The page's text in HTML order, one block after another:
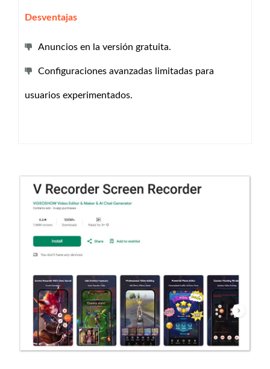
Desventajas
Anuncios en la versión gratuita.
Configuraciones avanzadas limitadas para
usuarios experimentados.